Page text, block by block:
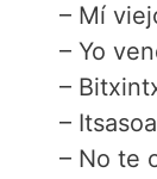
– Mí
– Yo
–
–
– No te